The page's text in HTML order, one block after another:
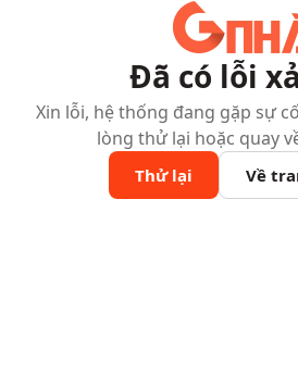
Đã có lỗi
Xin lỗi, hệ thống đang gặp sự
lòng thử lại hoặc quay
Thử lại Về